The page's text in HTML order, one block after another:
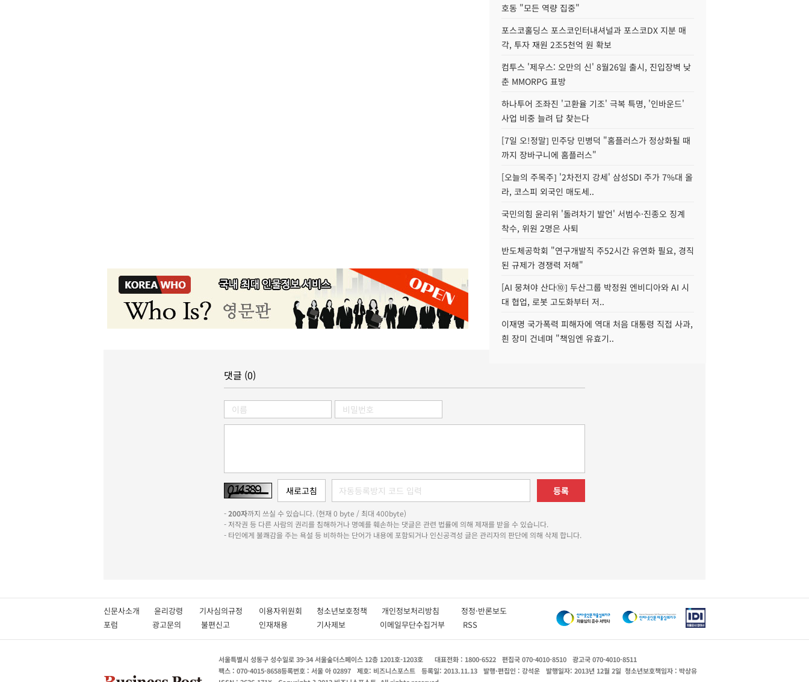
호동 "모든 역량 집중"
포스코홀딩스 포스코인터내셔널과 포스코DX 지분 매
각, 투자 재원 2조5천억 원 확보
컴투스 '제우스: 오만의 신' 8월26일 출시, 진입장벽 낮
춘 MMORPG 표방
하나투어 조좌진 '고환율 기조' 극복 특명, '인바운드'
사업 비중 늘려 답 찾는다
[7일 오!정말] 민주당 민병덕 "홈플러스가 정상화될 때
까지 장바구니에 홈플러스"
[오늘의 주목주] '2차전지 강세' 삼성SDI 주가 7%대 올
라, 코스피 외국인 매도세..
국민의힘 윤리위 '돌려차기 발언' 서범수·진종오 징계
착수, 위원 2명은 사퇴
반도체공학회 "연구개발직 주52시간 유연화 필요, 경직
된 규제가 경쟁력 저해"
[AI 뭉쳐야 산다⑩] 두산그룹 박정원 엔비디아와 AI 시
대 협업, 로봇 고도화부터 저..
이재명 국가폭력 피해자에 역대 처음 대통령 직접 사과,
흰 장미 건네며 "책임엔 유효기..
댓글 (0)
등록
-200자까지 쓰실 수 있습니다. (현재 0 byte / 최대 400byte)
- 저작권 등 다른 사람의 권리를 침해하거나 명예를 훼손하는 댓글은 관련 법률에 의해 제재를 받을 수 있습니다.
- 타인에게 불쾌감을 주는 욕설 등 비하하는 단어가 내용에 포함되거나 인신공격성 글은 관리자의 판단에 의해 삭제 합니다.
신문사소개 윤리강령 기사심의규정 이용자위원회 청소년보호정책 개인정보처리방침 정정·반론보도
포럼
광고문의 불편신고 인재채용 기사제보 이메일무단수집거부 RSS
서울특별시 성동구 성수일로 39-34 서울숲더스페이스 12층 1201호-1203호 대표전화 : 1800-6522 편집국 070-4010-8510
광고국 070-4010-8511
팩스 : 070-4015-8658등록번호 : 서울 아 02897 제호: 비즈니스포스트 등록일: 2013.11.13 발행·편집인 : 강석운 발행일자: 2013년 12월 2일 청소년보호책임자 : 박상유